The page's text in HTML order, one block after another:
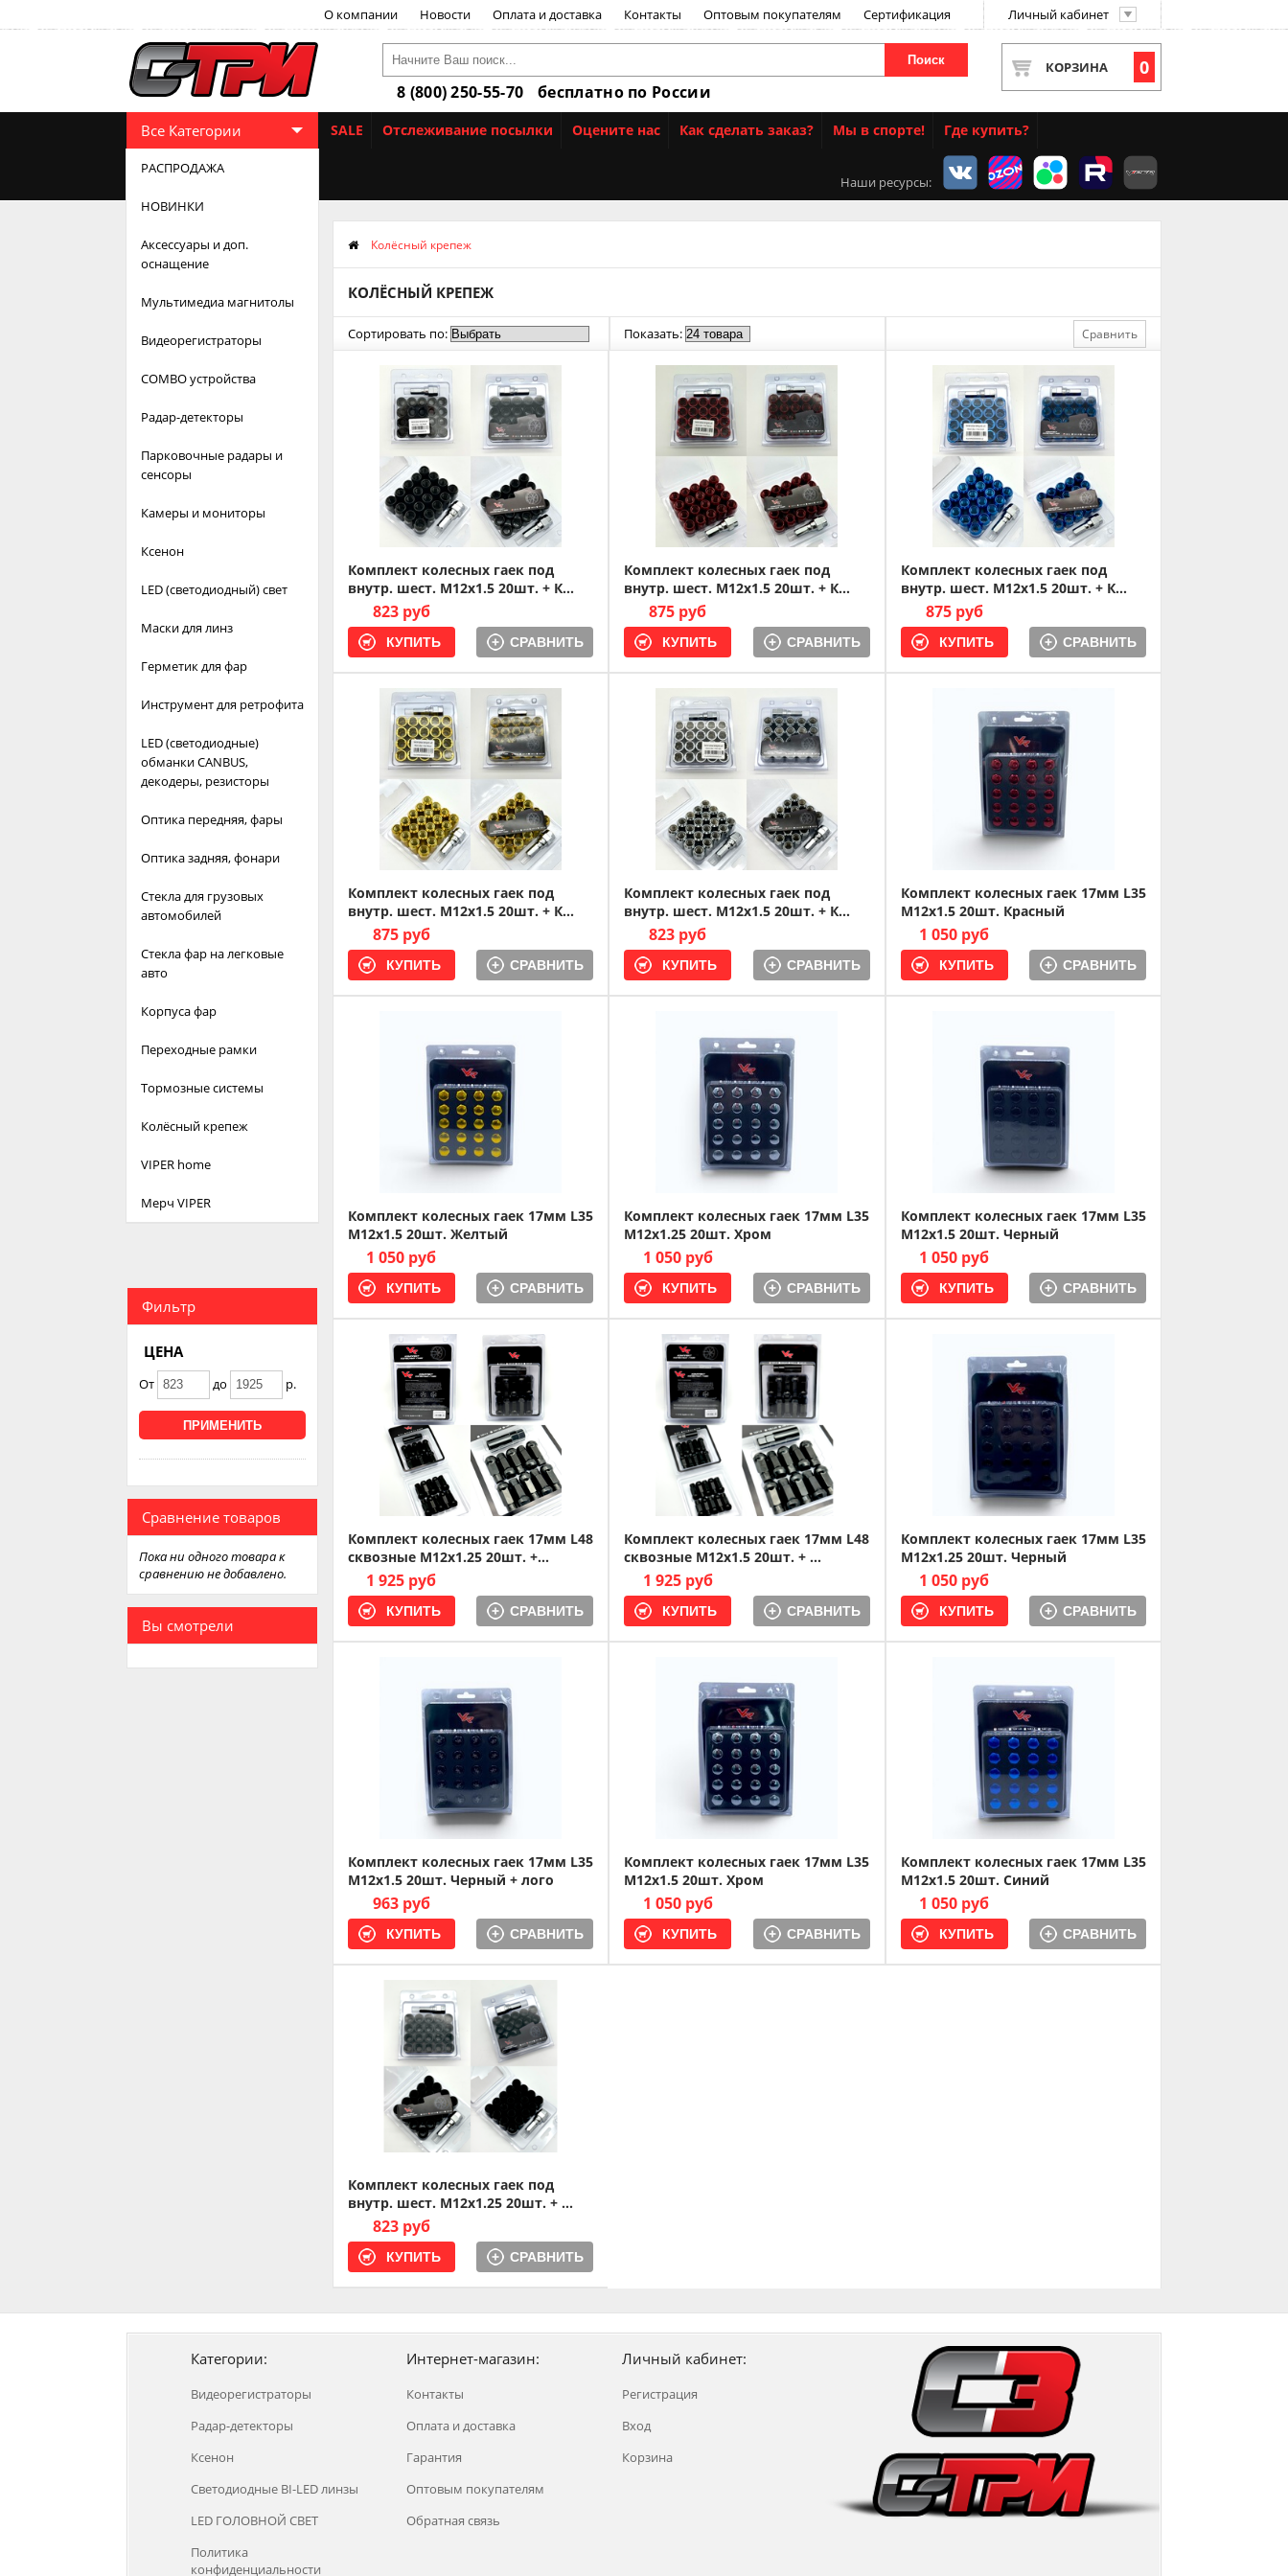
Личный кабинет
О компании Новости Оплата и доставка Контакты Оптовым покупателям Сертификация
Поиск
8 (800) 250-55-70 бесплатно по России
КОРЗИНА 0
Все Категории
РАСПРОДАЖА
НОВИНКИ
Аксессуары и доп.
оснащение
Мультимедиа магнитолы
Видеорегистраторы
COMBO устройства
Радар-детекторы
Парковочные радары и
сенсоры
Камеры и мониторы
Ксенон
LED (светодиодный) свет
Маски для линз
Герметик для фар
Инструмент для ретрофита
LED (светодиодные)
обманки CANBUS,
декодеры, резисторы
Оптика передняя, фары
Оптика задняя, фонари
Стекла для грузовых
автомобилей
Стекла фар на легковые
авто
Корпуса фар
Переходные рамки
Тормозные системы
Колёсный крепеж
VIPER home
Мерч VIPER
SALE Отслеживание посылки Оцените нас Как сделать заказ? Мы в спорте! Где купить?
Наши ресурсы:
Фильтр
ЦЕНА
От до р.
Сравнение товаров
Пока ни одного товара к
сравнению не добавлено.
Вы смотрели
Колёсный крепеж
КОЛЁСНЫЙ КРЕПЕЖ
Сортировать по: Показать: Сравнить
Комплект колесных гаек под
внутр. шест. M12x1.5 20шт. + К...
823 руб
СРАВНИТЬ
Комплект колесных гаек под
внутр. шест. M12x1.5 20шт. + К...
875 руб
СРАВНИТЬ
Комплект колесных гаек под
внутр. шест. M12x1.5 20шт. + К...
875 руб
СРАВНИТЬ
Комплект колесных гаек под
внутр. шест. M12x1.5 20шт. + К...
875 руб
СРАВНИТЬ
Комплект колесных гаек под
внутр. шест. M12x1.5 20шт. + К...
823 руб
СРАВНИТЬ
Комплект колесных гаек 17мм L35
M12x1.5 20шт. Красный
1 050 руб
СРАВНИТЬ
Комплект колесных гаек 17мм L35
M12x1.5 20шт. Желтый
1 050 руб
СРАВНИТЬ
Комплект колесных гаек 17мм L35
M12x1.25 20шт. Хром
1 050 руб
СРАВНИТЬ
Комплект колесных гаек 17мм L35
M12x1.5 20шт. Черный
1 050 руб
СРАВНИТЬ
Комплект колесных гаек 17мм L48
сквозные M12x1.25 20шт. +...
1 925 руб
СРАВНИТЬ
Комплект колесных гаек 17мм L48
сквозные M12x1.5 20шт. + ...
1 925 руб
СРАВНИТЬ
Комплект колесных гаек 17мм L35
M12x1.25 20шт. Черный
1 050 руб
СРАВНИТЬ
Комплект колесных гаек 17мм L35
M12x1.5 20шт. Черный + лого
963 руб
СРАВНИТЬ
Комплект колесных гаек 17мм L35
M12x1.5 20шт. Хром
1 050 руб
СРАВНИТЬ
Комплект колесных гаек 17мм L35
M12x1.5 20шт. Синий
1 050 руб
СРАВНИТЬ
Комплект колесных гаек под
внутр. шест. M12x1.25 20шт. + ...
823 руб
СРАВНИТЬ
Категории:
Видеорегистраторы
Радар-детекторы
Ксенон
Светодиодные BI-LED линзы
LED ГОЛОВНОЙ СВЕТ
Политика
конфиденциальности
Интернет-магазин:
Контакты
Оплата и доставка
Гарантия
Оптовым покупателям
Обратная связь
Личный кабинет:
Регистрация
Вход
Корзина